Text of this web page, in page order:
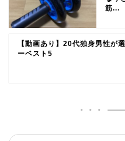
筋...
【動画あり】20代独身男性が
ーベスト5